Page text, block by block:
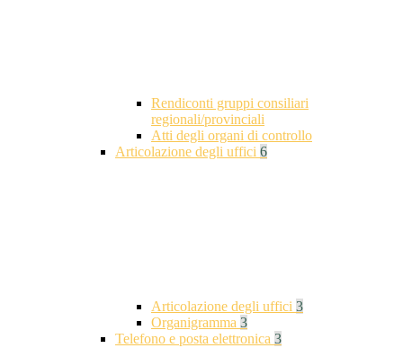
Rendiconti gruppi consiliari
regionali/provinciali
Atti degli organi di controllo
Articolazione degli uffici 6
Articolazione degli uffici 3
Organigramma 3
Telefono e posta elettronica 3